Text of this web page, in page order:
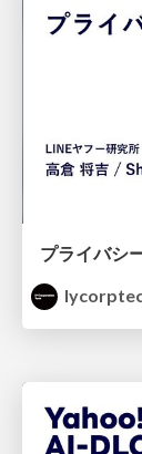
プライバシ